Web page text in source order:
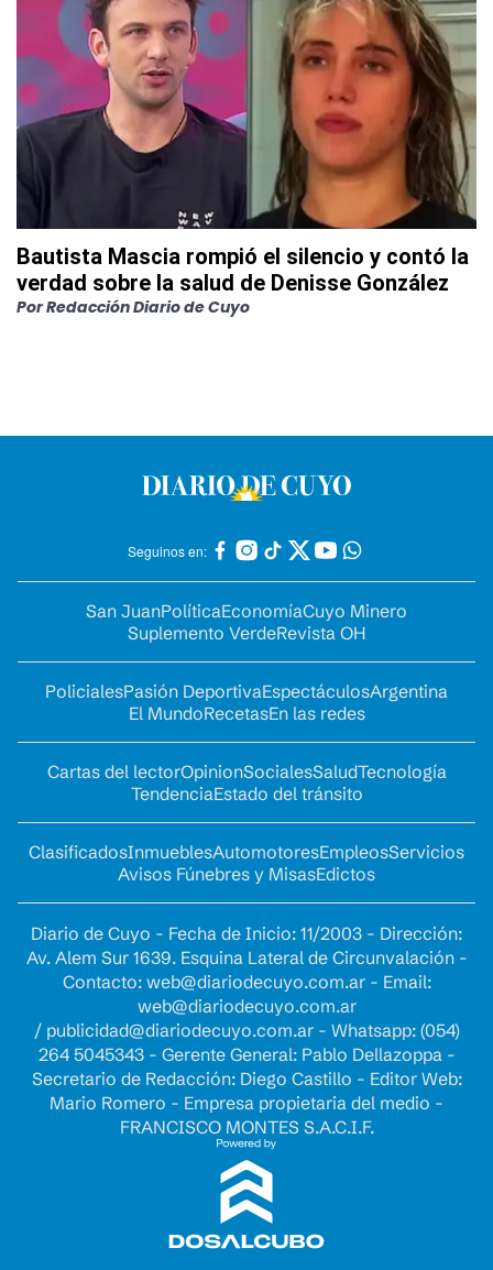
Bautista Mascia rompió el silencio y contó la
verdad sobre la salud de Denisse González
PorRedacción Diario de Cuyo
Seguinos en:
San JuanPolíticaEconomíaCuyo Minero
Suplemento VerdeRevista OH
PolicialesPasión DeportivaEspectáculosArgentina
El MundoRecetasEn las redes
Cartas del lectorOpinionSocialesSaludTecnología
TendenciaEstado del tránsito
ClasificadosInmueblesAutomotoresEmpleosServicios
Avisos Fúnebres y MisasEdictos
Diario de Cuyo - Fecha de Inicio: 11/2003 - Dirección:
Av. Alem Sur 1639. Esquina Lateral de Circunvalación -
Contacto: web@diariodecuyo.com.ar- Email:
web@diariodecuyo.com.ar
/ publicidad@diariodecuyo.com.ar- Whatsapp: (054)
264 5045343 - Gerente General: Pablo Dellazoppa -
Secretario de Redacción: Diego Castillo - Editor Web:
Mario Romero - Empresa propietaria del medio -
FRANCISCO MONTES S.A.C.I.F.